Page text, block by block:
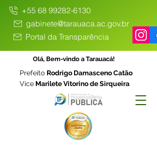
+55 68 99282-6130
gabinete@tarauaca.ac.gov.br
Portal da Transparência
Olá, Bem-vindo a Tarauacá!
Prefeito Rodrigo Damasceno Catão
Vice Marilete Vitorino de Sirqueira